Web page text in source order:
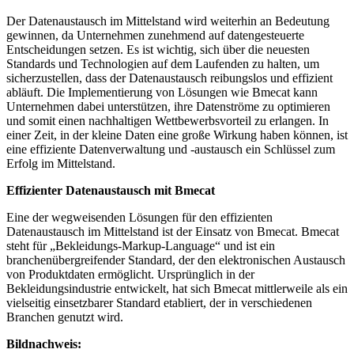
Der Datenaustausch im Mittelstand wird weiterhin an Bedeutung
gewinnen, da Unternehmen zunehmend auf datengesteuerte
Entscheidungen setzen. Es ist wichtig, sich über die neuesten
Standards und Technologien auf dem Laufenden zu halten, um
sicherzustellen, dass der Datenaustausch reibungslos und effizient
abläuft. Die Implementierung von Lösungen wie Bmecat kann
Unternehmen dabei unterstützen, ihre Datenströme zu optimieren
und somit einen nachhaltigen Wettbewerbsvorteil zu erlangen. In
einer Zeit, in der kleine Daten eine große Wirkung haben können, ist
eine effiziente Datenverwaltung und -austausch ein Schlüssel zum
Erfolg im Mittelstand.
Effizienter Datenaustausch mit Bmecat
Eine der wegweisenden Lösungen für den effizienten
Datenaustausch im Mittelstand ist der Einsatz von Bmecat. Bmecat
steht für „Bekleidungs-Markup-Language“ und ist ein
branchenübergreifender Standard, der den elektronischen Austausch
von Produktdaten ermöglicht. Ursprünglich in der
Bekleidungsindustrie entwickelt, hat sich Bmecat mittlerweile als ein
vielseitig einsetzbarer Standard etabliert, der in verschiedenen
Branchen genutzt wird.
Bildnachweis: